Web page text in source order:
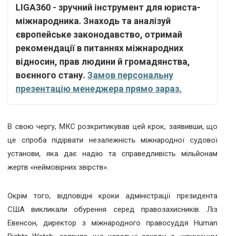
LIGA360 - зручний інструмент для юриста-
міжнародника. Знаходь та аналізуй
європейське законодавство, отримай
рекомендації в питаннях міжнародних
відносин, прав людини й громадянства,
воєнного стану. Замов персональну
презентацію менеджера прямо зараз.
В свою чергу, МКС розкритикував цей крок, заявивши, що
це спроба підірвати незалежність міжнародної судової
установи, яка дає надію та справедливість мільйонам
жертв «неймовірних звірств».
Окрім того, відповідні кроки адміністрації президента
США викликали обурення серед правозахисників. Ліз
Евенсон, директор з міжнародного правосуддя Human